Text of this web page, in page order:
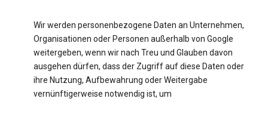
Wir werden personenbezogene Daten an Unternehmen,
Organisationen oder Personen außerhalb von Google
weitergeben, wenn wir nach Treu und Glauben davon
ausgehen dürfen, dass der Zugriff auf diese Daten oder
ihre Nutzung, Aufbewahrung oder Weitergabe
vernünftigerweise notwendig ist, um